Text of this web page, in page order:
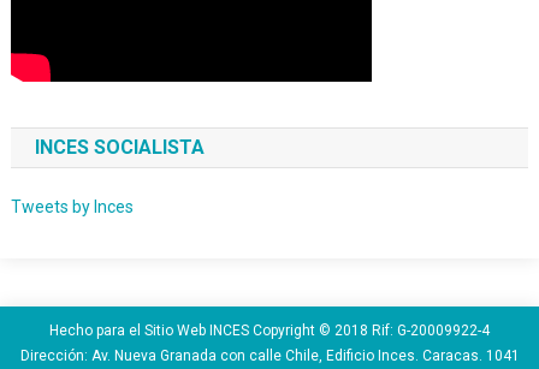
INCES SOCIALISTA
Tweets by Inces
Hecho para el Sitio Web INCES Copyright © 2018 Rif: G-20009922-4
Dirección: Av. Nueva Granada con calle Chile, Edificio Inces. Caracas. 1041